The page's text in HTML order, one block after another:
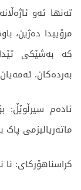
تەنها ئەو
مرۆییدا دەژین،
کە بەشێکی
بەردەکان.
ئادەم
ماتەریالیزمی پاک
کراسناهۆرکای: